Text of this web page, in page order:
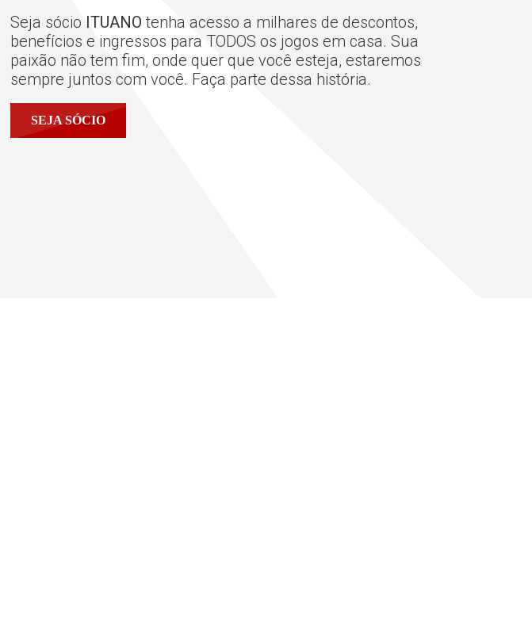
Seja sócio ITUANO tenha acesso a milhares de descontos,
benefícios e ingressos para TODOS os jogos em casa. Sua
paixão não tem fim, onde quer que você esteja, estaremos
sempre juntos com você. Faça parte dessa história.
SEJA SÓCIO